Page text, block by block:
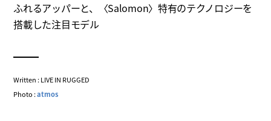
ふれるアッパーと、〈Salomon〉特有のテクノロジーを
搭載した注目モデル
Written : LIVE IN RUGGED
Photo :atmos